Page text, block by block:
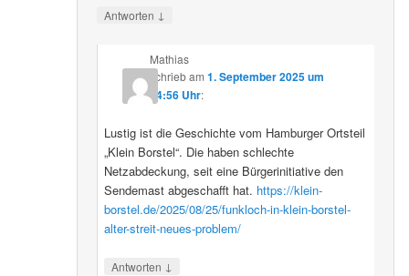
Antworten ↓
Mathias
schriebam 1. September 2025 um
14:56 Uhr:
Lustig ist die Geschichte vom Hamburger Ortsteil
„Klein Borstel“. Die haben schlechte
Netzabdeckung, seit eine Bürgerinitiative den
Sendemast abgeschafft hat. https://klein-
borstel.de/2025/08/25/funkloch-in-klein-borstel-
alter-streit-neues-problem/
Antworten ↓